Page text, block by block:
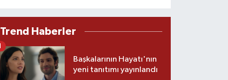
Trend Haberler
Başkalarının Hayatı'nın
yeni tanıtımı yayınlandı